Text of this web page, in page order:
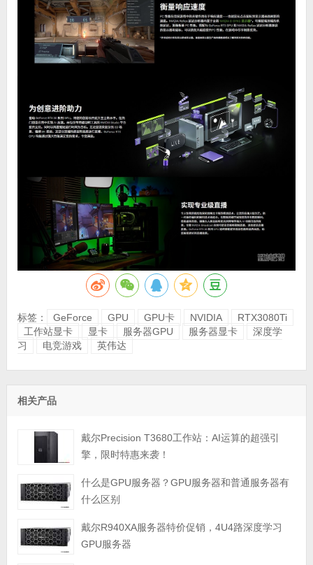
标签： GeForce GPU GPU卡 NVIDIA
RTX3080Ti
工作站显卡
显卡 服务器GPU 服务器显卡
深度学
习
电竞游戏 英伟达
相关产品
戴尔Precision T3680工作站：AI运算的超强引
擎，限时特惠来袭！
什么是GPU服务器？GPU服务器和普通服务器有
什么区别
戴尔R940XA服务器特价促销，4U4路深度学习
GPU服务器